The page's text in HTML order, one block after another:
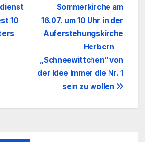
Sommerkirche am
16.07. um 10 Uhr in der
Auferstehungskirche
Herbern —
„Schneewittchen“ von
der Idee immer die Nr. 1
sein zu wollen
10